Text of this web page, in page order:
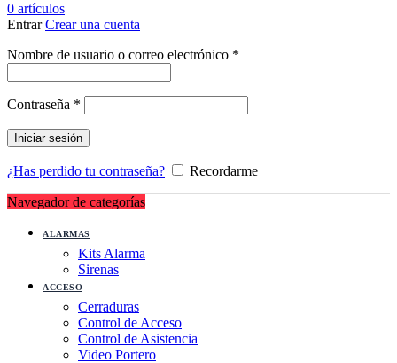
0 artículos
EntrarCrear una cuenta
Nombre de usuario o correo electrónico *
Contraseña *
Iniciar sesión
¿Has perdido tu contraseña? Recordarme
Navegador de categorías
ALARMAS
Kits Alarma
Sirenas
ACCESO
Cerraduras
Control de Acceso
Control de Asistencia
Video Portero